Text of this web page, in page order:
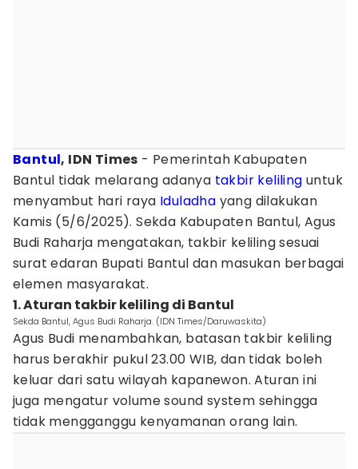
Bantul, IDN Times - Pemerintah Kabupaten
Bantul tidak melarang adanya takbir keliling untuk
menyambut hari raya Iduladha yang dilakukan
Kamis (5/6/2025). Sekda Kabupaten Bantul, Agus
Budi Raharja mengatakan, takbir keliling sesuai
surat edaran Bupati Bantul dan masukan berbagai
elemen masyarakat.
1. Aturan takbir keliling di Bantul
Sekda Bantul, Agus Budi Raharja. (IDN Times/Daruwaskita)
Agus Budi menambahkan, batasan takbir keliling
harus berakhir pukul 23.00 WIB, dan tidak boleh
keluar dari satu wilayah kapanewon. Aturan ini
juga mengatur volume sound system sehingga
tidak mengganggu kenyamanan orang lain.